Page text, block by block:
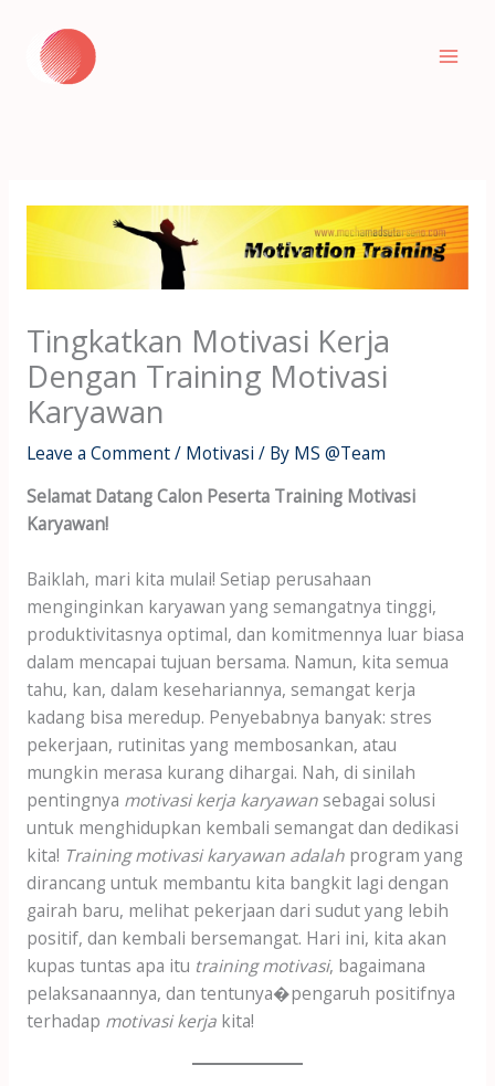
content
Tingkatkan Motivasi Kerja
Dengan Training Motivasi
Karyawan
Leave a Comment/ Motivasi / By MS @Team
Selamat Datang Calon Peserta Training Motivasi
Karyawan!
Baiklah, mari kita mulai! Setiap perusahaan
menginginkan karyawan yang semangatnya tinggi,
produktivitasnya optimal, dan komitmennya luar biasa
dalam mencapai tujuan bersama. Namun, kita semua
tahu, kan, dalam kesehariannya, semangat kerja
kadang bisa meredup. Penyebabnya banyak: stres
pekerjaan, rutinitas yang membosankan, atau
mungkin merasa kurang dihargai. Nah, di sinilah
pentingnya motivasi kerja karyawansebagai solusi
untuk menghidupkan kembali semangat dan dedikasi
kita! Training motivasi karyawan adalahprogram yang
dirancang untuk membantu kita bangkit lagi dengan
gairah baru, melihat pekerjaan dari sudut yang lebih
positif, dan kembali bersemangat. Hari ini, kita akan
kupas tuntas apa itu training motivasi, bagaimana
pelaksanaannya, dan tentunya�pengaruh positifnya
terhadap motivasi kerjakita!